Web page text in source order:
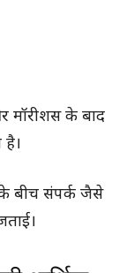
मॉरीशस के बाद
के बीच संपर्क जैसे